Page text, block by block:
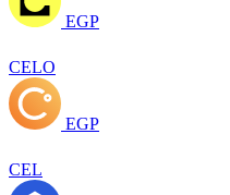
EGP
CELO
EGP
CEL